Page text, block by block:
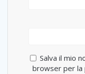
Salva il mio
browser per la